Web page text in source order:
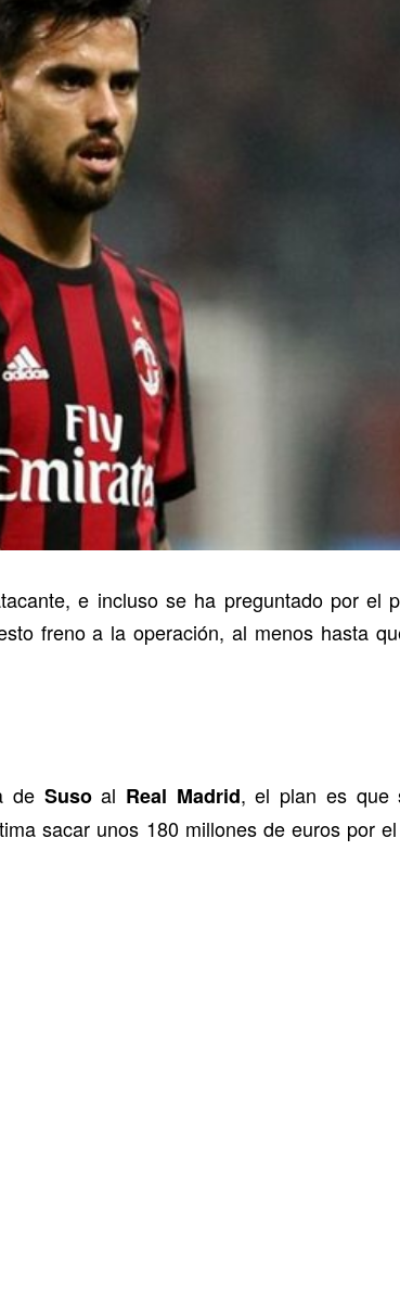
e incluso se ha preguntado por el
freno a la operación, al menos hasta
de Susoal Real Madrid, el plan es que
sacar unos 180 millones de euros por